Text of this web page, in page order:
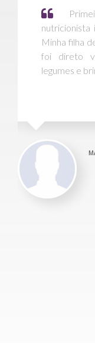
uma
e adorei!
e
frutas,